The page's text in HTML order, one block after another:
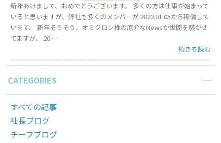
新年あけまして、おめでとうございます。 多くの方は仕事が始まって
いると思いますが、弊社も多くのメンバーが 2022.01.05から稼働して
います。 新年そうそう、オミクロン株の厄介なNewsが世間を騒がせ
てますが、 20 …
“2022年は、
続きを読む
CATEGORIES
すべての記事
社長ブログ
チーフブログ